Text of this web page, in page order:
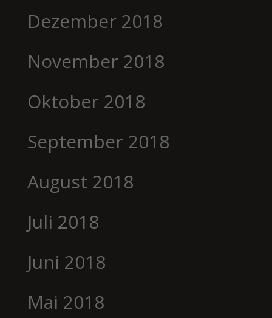
Dezember 2018
November 2018
Oktober 2018
September 2018
August 2018
Juli 2018
Juni 2018
Mai 2018